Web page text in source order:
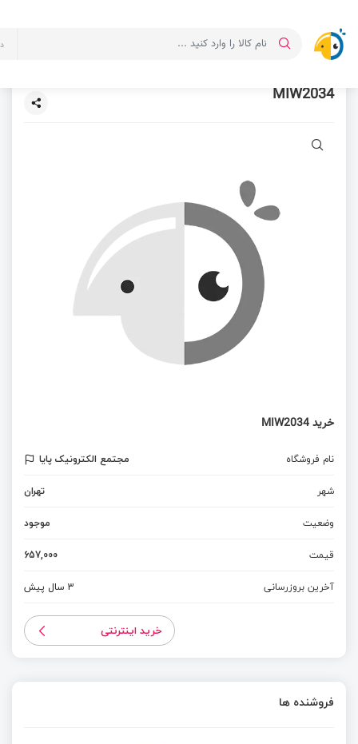
MIW2034
خرید MIW2034
نام فروشگاه
مجتمع الکترونیک پایا
شهر
تهران
وضعیت
موجود
قیمت
657,000
آخرین بروزرسانی
3 سال پیش
خرید اینترنتی
فروشنده ها